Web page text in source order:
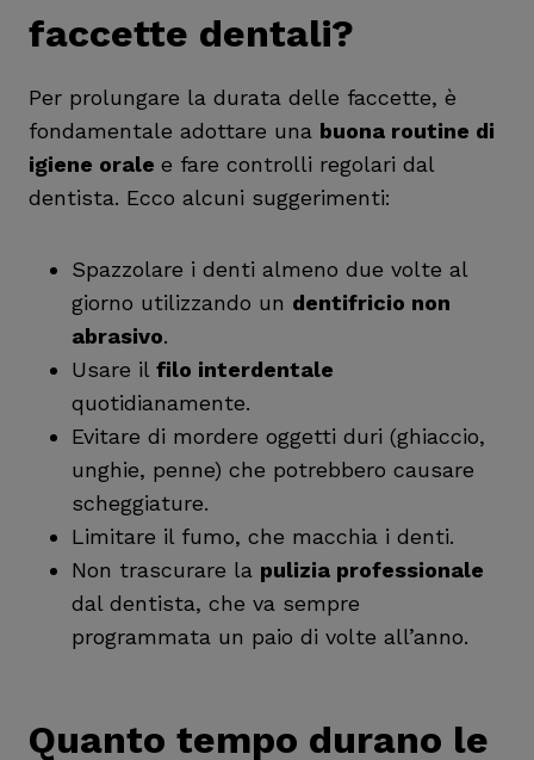
faccette dentali?
Per prolungare la durata delle faccette, è
fondamentale adottare una buona routine di
igiene orale e fare controlli regolari dal
dentista. Ecco alcuni suggerimenti:
Spazzolare i denti almeno due volte al
giorno utilizzando un dentifricio non
abrasivo.
Usare il filo interdentale
quotidianamente.
Evitare di mordere oggetti duri (ghiaccio,
unghie, penne) che potrebbero causare
scheggiature.
Limitare il fumo, che macchia i denti.
Non trascurare la pulizia professionale
dal dentista, che va sempre
programmata un paio di volte all’anno.
Quanto tempo durano le